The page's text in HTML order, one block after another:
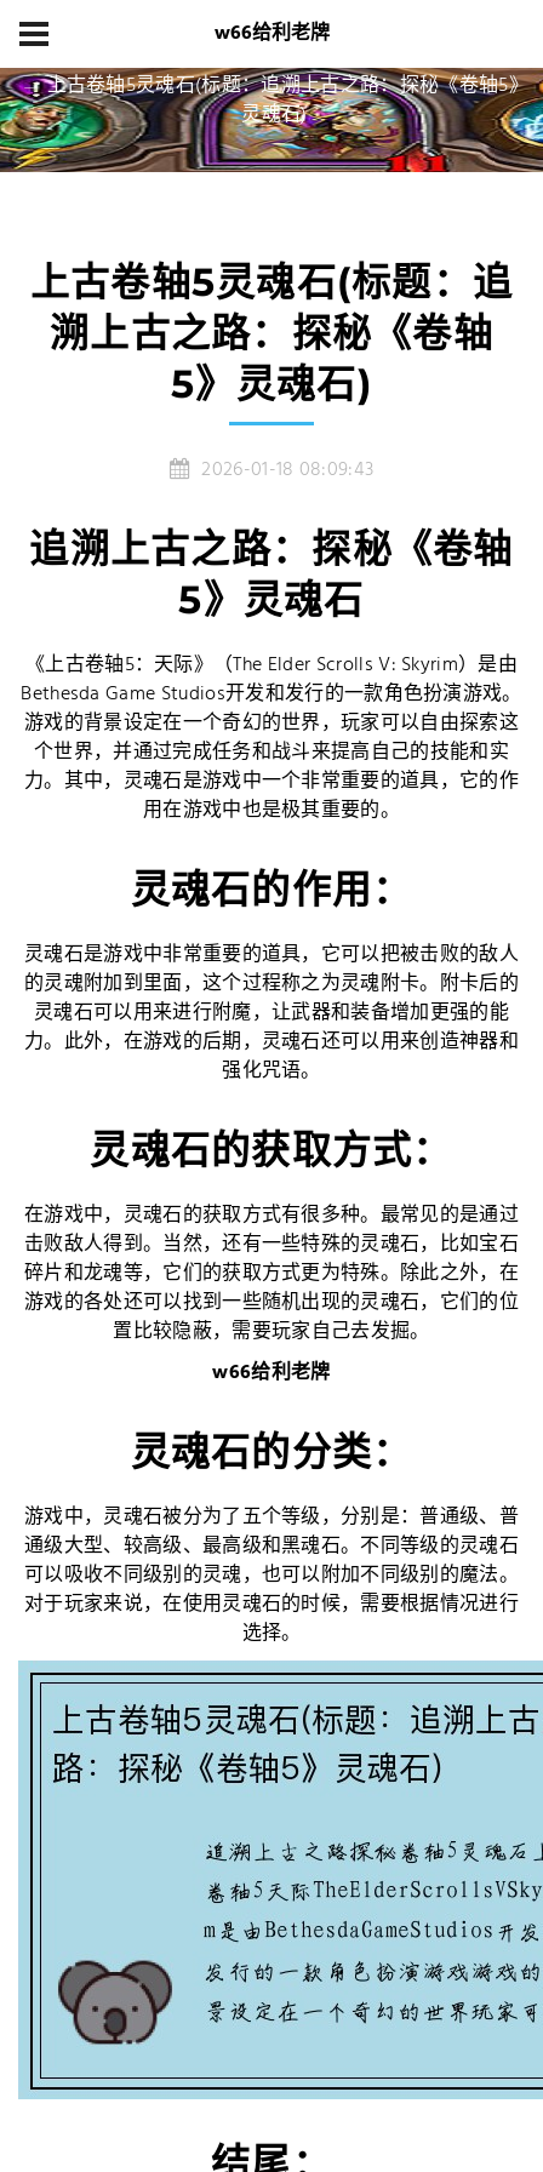
w66给利老牌
上古卷轴5灵魂石(标题：追溯上古之路：探秘《卷轴5》
灵魂石)
上古卷轴5灵魂石(标题：追
溯上古之路：探秘《卷轴
5》灵魂石)
2026-01-18 08:09:43
追溯上古之路：探秘《卷轴
5》灵魂石
《上古卷轴5：天际》（The Elder Scrolls V: Skyrim）是由
Bethesda Game Studios开发和发行的一款角色扮演游戏。
游戏的背景设定在一个奇幻的世界，玩家可以自由探索这
个世界，并通过完成任务和战斗来提高自己的技能和实
力。其中，灵魂石是游戏中一个非常重要的道具，它的作
用在游戏中也是极其重要的。
灵魂石的作用：
灵魂石是游戏中非常重要的道具，它可以把被击败的敌人
的灵魂附加到里面，这个过程称之为灵魂附卡。附卡后的
灵魂石可以用来进行附魔，让武器和装备增加更强的能
力。此外，在游戏的后期，灵魂石还可以用来创造神器和
强化咒语。
灵魂石的获取方式：
在游戏中，灵魂石的获取方式有很多种。最常见的是通过
击败敌人得到。当然，还有一些特殊的灵魂石，比如宝石
碎片和龙魂等，它们的获取方式更为特殊。除此之外，在
游戏的各处还可以找到一些随机出现的灵魂石，它们的位
置比较隐蔽，需要玩家自己去发掘。
w66给利老牌
灵魂石的分类：
游戏中，灵魂石被分为了五个等级，分别是：普通级、普
通级大型、较高级、最高级和黑魂石。不同等级的灵魂石
可以吸收不同级别的灵魂，也可以附加不同级别的魔法。
对于玩家来说，在使用灵魂石的时候，需要根据情况进行
选择。